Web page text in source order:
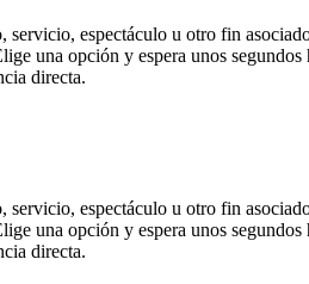
espectáculo u otro fin
una opción y espera unos
directa.
espectáculo u otro fin
una opción y espera unos
directa.